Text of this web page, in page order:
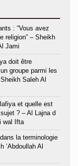
: “Vous avez
religion” – Sheikh
Jami
doit être
groupe parmi les
Saleh Al
et quelle est
? – Al Lajna d
wal Ifta
la terminologie
‘Abdoullah Al